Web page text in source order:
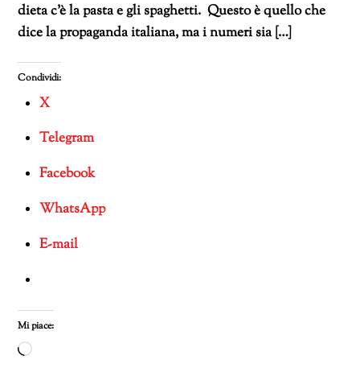
dieta c’è la pasta e gli spaghetti. Questo è quello che
dice la propaganda italiana, ma i numeri sia […]
Condividi:
X
Telegram
Facebook
WhatsApp
E-mail
Mi piace:
Caricamento